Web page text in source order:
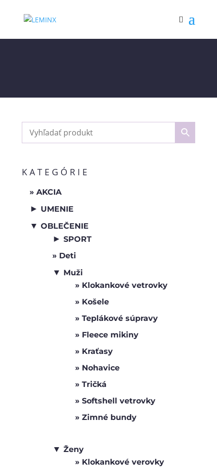
KATEGÓRIE
AKCIA
► UMENIE
▼ OBLEČENIE
► SPORT
Deti
▼ Muži
Klokankové vetrovky
Košele
Teplákové súpravy
Fleece mikiny
Kraťasy
Nohavice
Tričká
Softshell vetrovky
Zimné bundy
▼ Ženy
Klokankové verovky